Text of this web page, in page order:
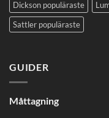
Dickson populäraste
Sattler populäraste
GUIDER
Måttagning